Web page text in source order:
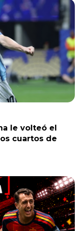
le volteó el
cuartos de